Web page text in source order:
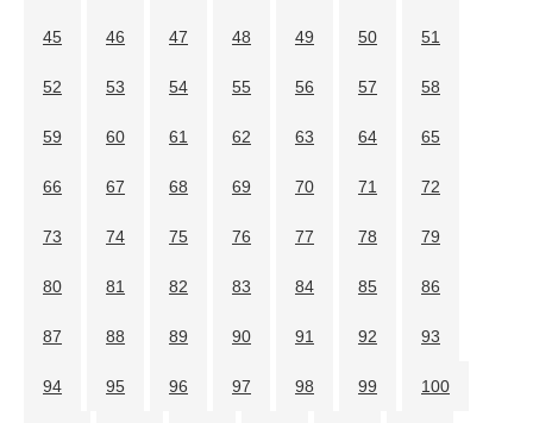
45 46 47 48 49 50 51
52 53 54 55 56 57 58
59 60 61 62 63 64 65
66 67 68 69 70 71 72
73 74 75 76 77 78 79
80 81 82 83 84 85 86
87 88 89 90 91 92 93
94 95 96 97 98 99 100